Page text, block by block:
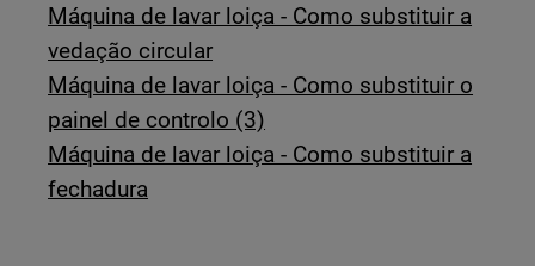
Máquina de lavar loiça - Como substituir a
vedação circular
Máquina de lavar loiça - Como substituir o
painel de controlo (3)
Máquina de lavar loiça - Como substituir a
fechadura